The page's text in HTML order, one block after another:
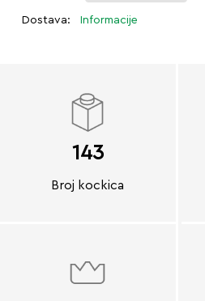
Dostava: Informacije
143
Broj kockica